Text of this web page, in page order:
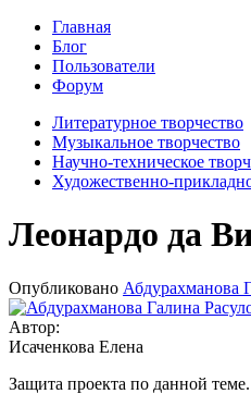
Главная
Блог
Пользователи
Форум
Литературное творчество
Музыкальное творчество
Научно-техническое
Художественно-
Леонардо да
Опубликовано Абдурахманова
Автор:
Исаченкова Елена
Защита проекта по данной теме.